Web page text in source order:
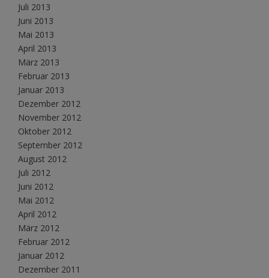
Juli 2013
Juni 2013
Mai 2013
April 2013
März 2013
Februar 2013
Januar 2013
Dezember 2012
November 2012
Oktober 2012
September 2012
August 2012
Juli 2012
Juni 2012
Mai 2012
April 2012
März 2012
Februar 2012
Januar 2012
Dezember 2011